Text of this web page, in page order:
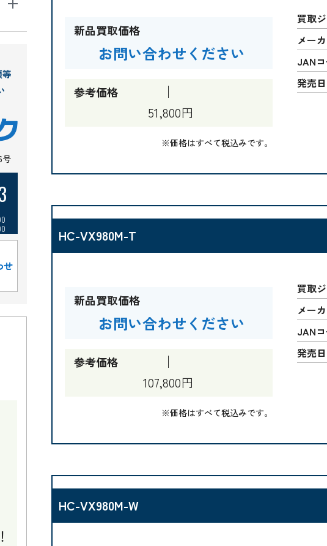
号
せ
新品買取価格
お問い合わせください
参考価格
51,800円
※価格はすべて税込みです。
買取
メー
JAN
発売日
HC-VX980M-T
新品買取価格
お問い合わせください
参考価格
107,800円
※価格はすべて税込みです。
買取
メー
JAN
発売日
HC-VX980M-W